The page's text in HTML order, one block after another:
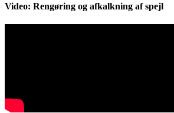
Video: Rengøring og afkalkning af spejl